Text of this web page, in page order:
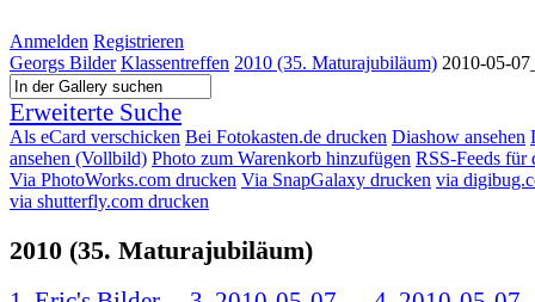
Anmelden Registrieren
Georgs Bilder Klassentreffen 2010 (35. Maturajubiläum) 2010-05-
Erweiterte Suche
Als eCard verschicken Bei Fotokasten.de drucken Diashow ansehen
ansehen (Vollbild) Photo zum Warenkorb hinzufügen RSS-Feeds für
Via PhotoWorks.com drucken Via SnapGalaxy drucken via
via shutterfly.com drucken
2010 (35. Maturajubiläum)